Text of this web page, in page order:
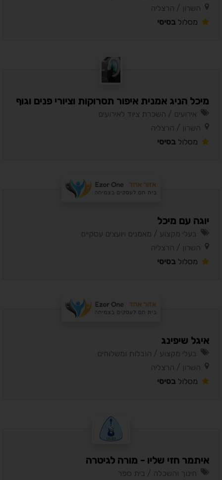
השרון / הרצליה
מסלול בסיסי
מיכל הניג אמנית איפור תסרוקות וציורי פנים וגוף
אירועים / השכרת ציוד לאירועים
השרון / הרצליה
מסלול בסיסי
יוגה עם מיכל
בעלי מקצוע / מאמנים ויועצים עסקיים
השרון / הרצליה
מסלול בסיסי
איגל שיפינג
בעלי מקצוע / הובלות ומשלוחים
השרון / הרצליה
מסלול בסיסי
איתמר חזי שליו - מורה לגיטרה
חינוך והשכלה / בית ספר